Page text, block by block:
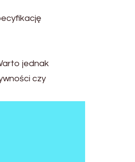
jednak
czy